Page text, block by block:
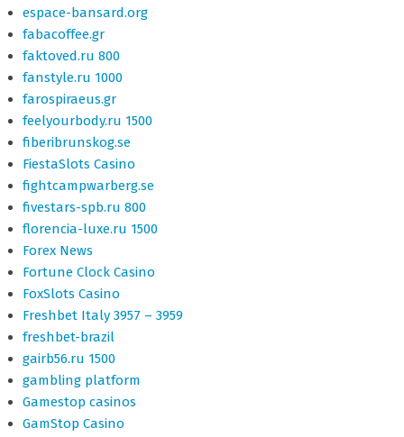
espace-bansard.org
fabacoffee.gr
faktoved.ru 800
fanstyle.ru 1000
farospiraeus.gr
feelyourbody.ru 1500
fiberibrunskog.se
FiestaSlots Casino
fightcampwarberg.se
fivestars-spb.ru 800
florencia-luxe.ru 1500
Forex News
Fortune Clock Casino
FoxSlots Casino
Freshbet Italy 3957 – 3959
freshbet-brazil
gairb56.ru 1500
gambling platform
Gamestop casinos
GamStop Casino